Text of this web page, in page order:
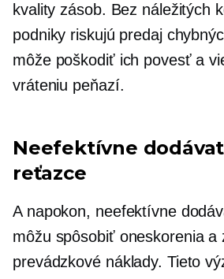
kvality zásob. Bez náležitých
podniky riskujú predaj
môže poškodiť ich povesť a
vráteniu peňazí.
Neefektívne
reťazce
A napokon, neefektívne
môžu spôsobiť oneskorenia a
prevádzkové náklady. Tieto